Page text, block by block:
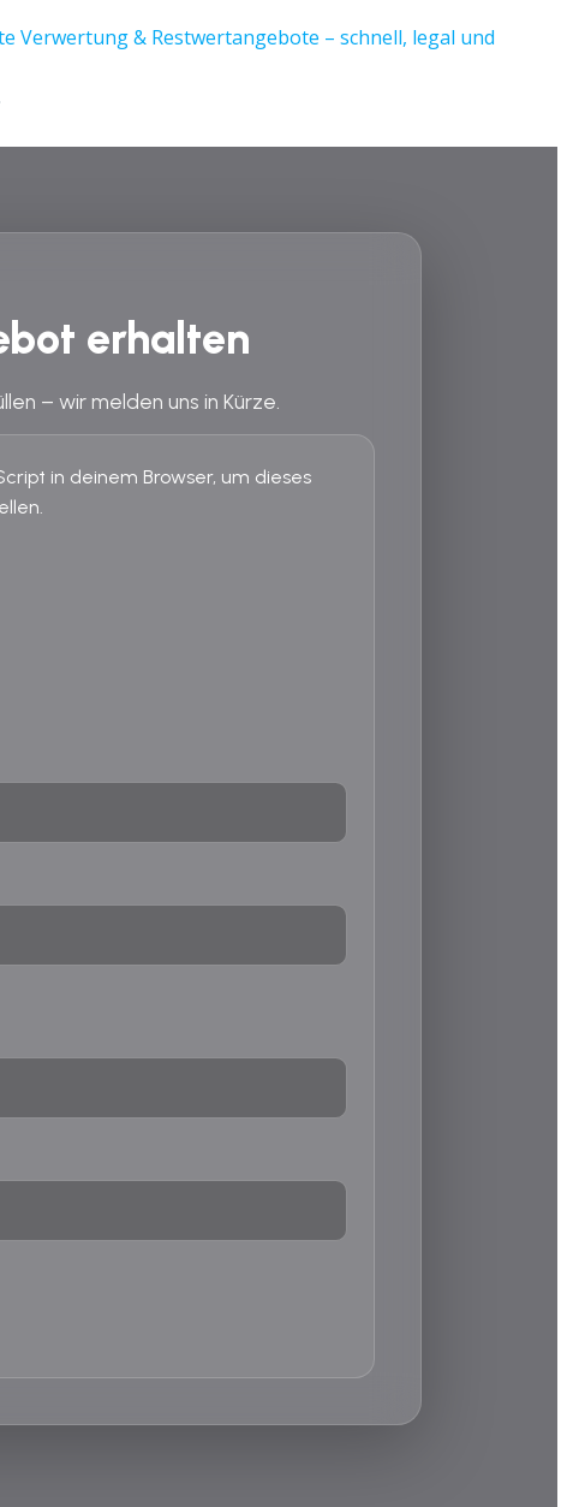
erhalten
– wir melden uns in Kürze.
in deinem Browser, um dieses